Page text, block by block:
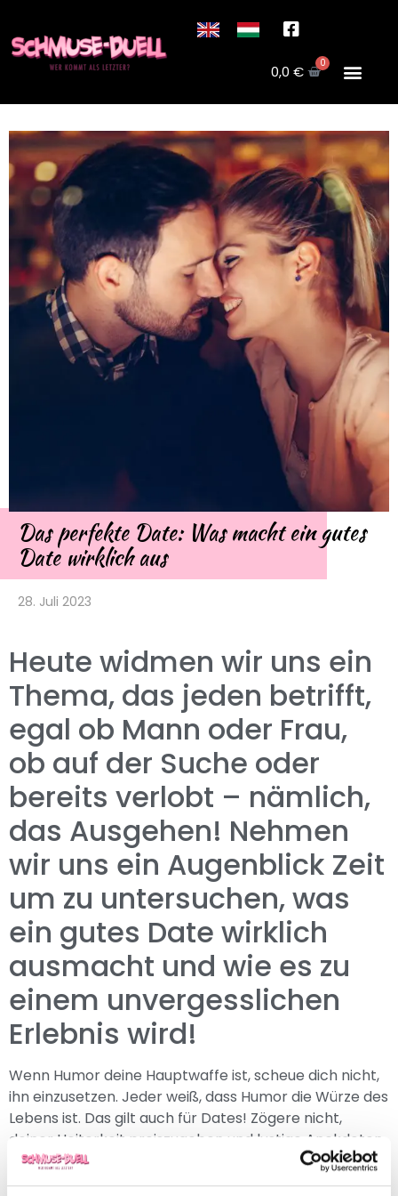
0,0 € 0
Das perfekte Date: Was macht ein gutes
Date wirklich aus
28. Juli 2023
Heute widmen wir uns ein
Thema, das jeden betrifft,
egal ob Mann oder Frau,
ob auf der Suche oder
bereits verlobt – nämlich,
das Ausgehen! Nehmen
wir uns ein Augenblick Zeit
um zu untersuchen, was
ein gutes Date wirklich
ausmacht und wie es zu
einem unvergesslichen
Erlebnis wird!
Wenn Humor deine Hauptwaffe ist, scheue dich nicht,
ihn einzusetzen. Jeder weiß, dass Humor die Würze des
Lebens ist. Das gilt auch für Dates! Zögere nicht,
deiner Heiterkeit preiszugeben und lustige Anekdoten
oder Witze zu erzählen. Achte aber darauf, nicht zu
witzig zu sein, denn sonst spuckst du deinem Date das